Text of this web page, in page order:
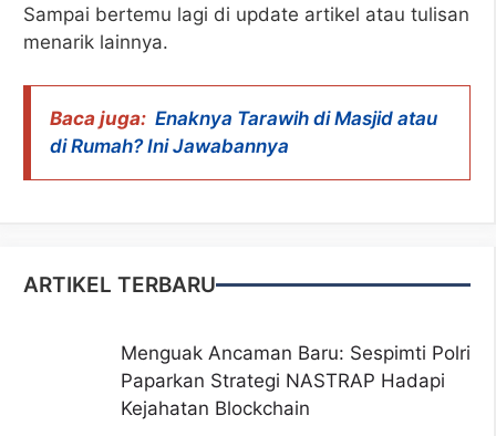
Sampai bertemu lagi di update artikel atau tulisan
menarik lainnya.
Baca juga: Enaknya Tarawih di Masjid atau
di Rumah? Ini Jawabannya
ARTIKEL TERBARU
Menguak Ancaman Baru: Sespimti Polri
Paparkan Strategi NASTRAP Hadapi
Kejahatan Blockchain